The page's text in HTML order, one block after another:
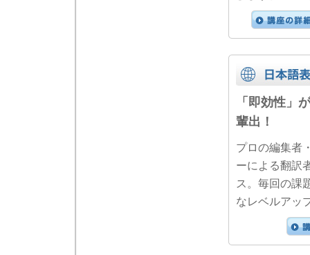
「即効性」
輩出！
プロの編集者
ーによる翻訳
ス。毎回の課
なレベルアッ